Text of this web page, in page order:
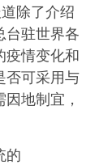
除了介绍
台驻世界各
疫情变化和
否可采用与
地制宜，
的